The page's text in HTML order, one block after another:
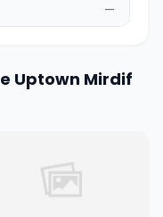
—
Uptown Mirdif